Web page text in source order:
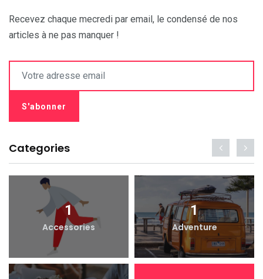
Recevez chaque mecredi par email, le condensé de nos
articles à ne pas manquer !
Categories
1
Accessories
1
Adventure